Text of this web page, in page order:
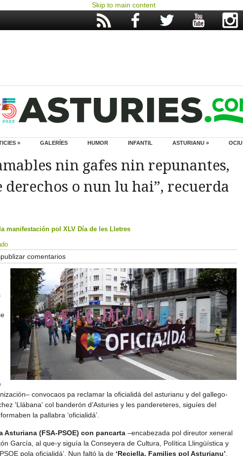
Skip to main content
» GALERÍES HUMOR INFANTIL ASTURIANU » OCIU
nin gafes nin repunantes,
o nun lu hai”, recuerda
manifestación pol XLV Día de les Lletres
comentarios
convocaos pa reclamar la oficialidá del asturianu y del gallego-
'Llábana' col banderón d’Asturies y les pandereteres, siguíes del
la pallabra ‘oficialidá’.
(FSA-PSOE) con pancarta –encabezada pol direutor xeneral
García, al que-y siguía la Conseyera de Cultura, Política Llingüística y
pola oficialidá’. Nun faltó la de ‘Reciella. Families pol Asturianu’